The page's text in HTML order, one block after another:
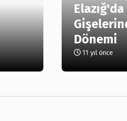
Dönemi
11 yıl önce